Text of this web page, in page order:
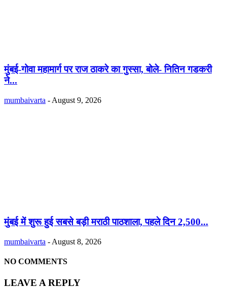
मुंबई-गोवा महामार्ग पर राज ठाकरे का गुस्सा, बोले- नितिन गडकरी
ने...
mumbaivarta - August 9, 2026
मुंबई में शुरू हुई सबसे बड़ी मराठी पाठशाला, पहले दिन 2,500...
mumbaivarta - August 8, 2026
NO COMMENTS
LEAVE A REPLY